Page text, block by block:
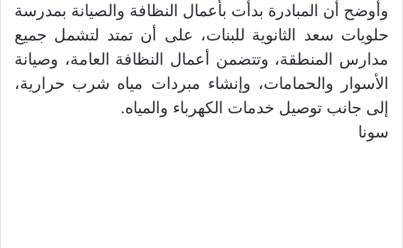
وأوضح أن المبادرة بدأت بأعمال النظافة والصيانة بمدرسة
حلويات سعد الثانوية للبنات، على أن تمتد لتشمل جميع
مدارس المنطقة، وتتضمن أعمال النظافة العامة، وصيانة
الأسوار والحمامات، وإنشاء مبردات مياه شرب حرارية،
إلى جانب توصيل خدمات الكهرباء والمياه.
سونا